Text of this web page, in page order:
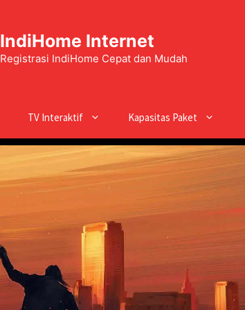
IndiHome Internet
Registrasi IndiHome Cepat dan Mudah
TV Interaktif Kapasitas Paket